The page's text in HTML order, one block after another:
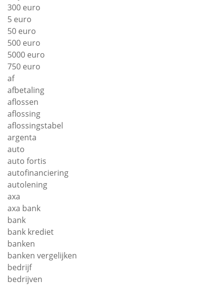
300 euro
5 euro
50 euro
500 euro
5000 euro
750 euro
af
afbetaling
aflossen
aflossing
aflossingstabel
argenta
auto
auto fortis
autofinanciering
autolening
axa
axa bank
bank
bank krediet
banken
banken vergelijken
bedrijf
bedrijven